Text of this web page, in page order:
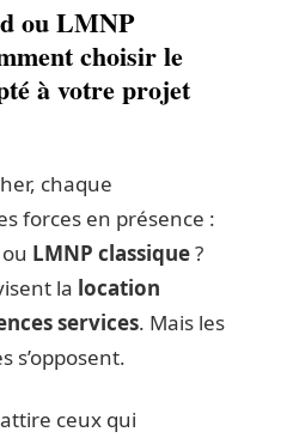
ou LMNP
choisir le
à votre projet
chaque
forces en présence :
ou LMNP classique?
la location
services. Mais les
s’opposent.
attire ceux qui